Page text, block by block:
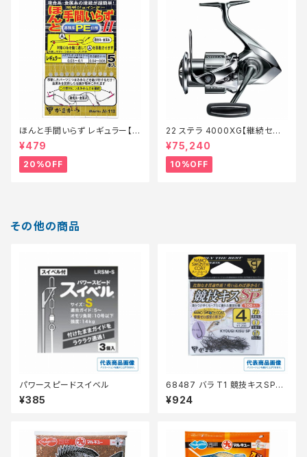
ほんと手間いらず レギュラー【特
価仕掛】【20】
¥479
20%OFF
22 ステラ 4000XG【継続セー
ル_リール】【10】
¥75,240
10%OFF
その他の商品
パワースピードスイベル
¥385
68487 バラ T1 競技キスSP
【継続セール_仕掛】
¥924